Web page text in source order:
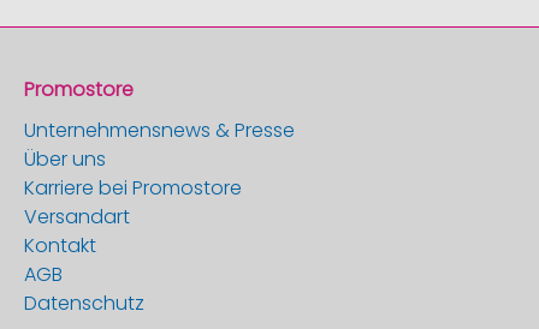
Promostore
Unternehmensnews & Presse
Über uns
Karriere bei Promostore
Versandart
Kontakt
AGB
Datenschutz